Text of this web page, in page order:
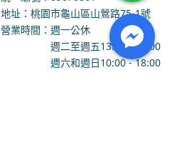
地址：桃園市龜山區山鶯路75-1號
營業時間：週一公休
週二至週五13:00 - 18:00
週六和週日10:00 - 18:00